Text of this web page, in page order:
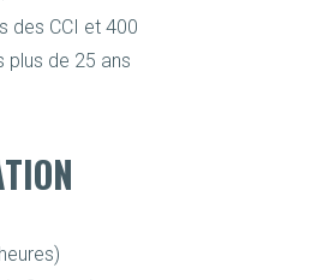
des CCI et 400
plus de 25 ans